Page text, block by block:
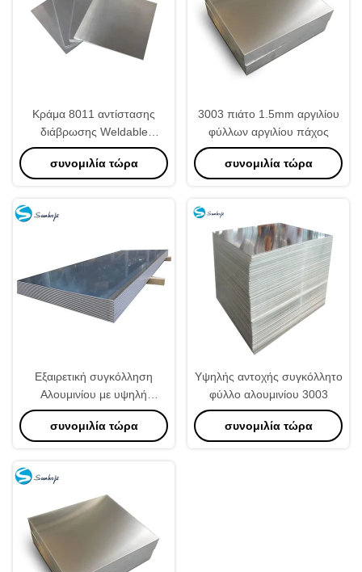
Κράμα 8011 αντίστασης
διάβρωσης Weldable
τετραγωνική μορφή φύλλων
αργιλίου
συνομιλία τώρα
3003 πιάτο 1.5mm αργιλίου
φύλλων αργιλίου πάχος
συνομιλία τώρα
Εξαιρετική συγκόλληση
Αλουμινίου με υψηλή
διαμόρφωση
συνομιλία τώρα
Υψηλής αντοχής συγκόλλητο
φύλλο αλουμινίου 3003
συνομιλία τώρα